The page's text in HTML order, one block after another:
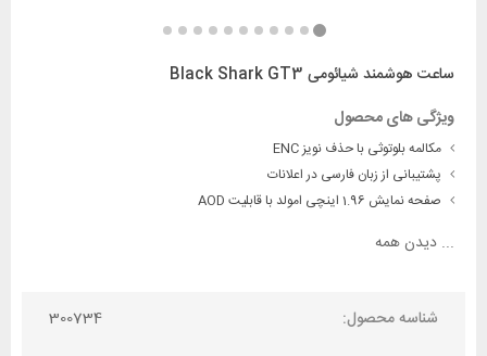
ساعت هوشمند شیائومی Black Shark GT3
ویژگی های محصول
مکالمه بلوتوثی با حذف نویز ENC
پشتیبانی از زبان فارسی در اعلانات
صفحه نمایش 1.96 اینچی امولد با قابلیت AOD
... دیدن همه
شناسه محصول: 300734